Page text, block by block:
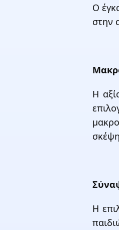
Ο
στην
Η
Η